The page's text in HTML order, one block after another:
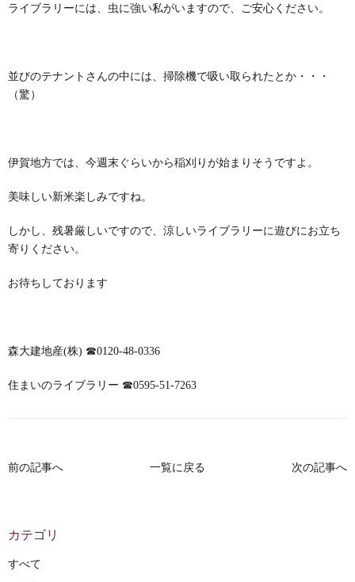
ライブラリーには、虫に強い私がいますので、ご安心ください。
並びのテナントさんの中には、掃除機で吸い取られたとか・・・
（驚）
伊賀地方では、今週末ぐらいから稲刈りが始まりそうですよ。
美味しい新米楽しみですね。
しかし、残暑厳しいですので、涼しいライブラリーに遊びにお立ち
寄りください。
お待ちしております
森大建地産(株) ☎0120-48-0336
住まいのライブラリー ☎0595-51-7263
前の記事へ 一覧に戻る 次の記事へ
カテゴリ
すべて